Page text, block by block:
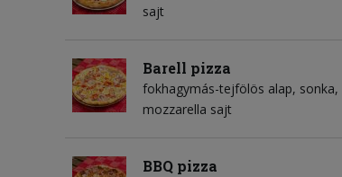
sajt
Barell pizza
fokhagymás-tejfölös alap sonka
mozzarella sajt
BBQ pizza